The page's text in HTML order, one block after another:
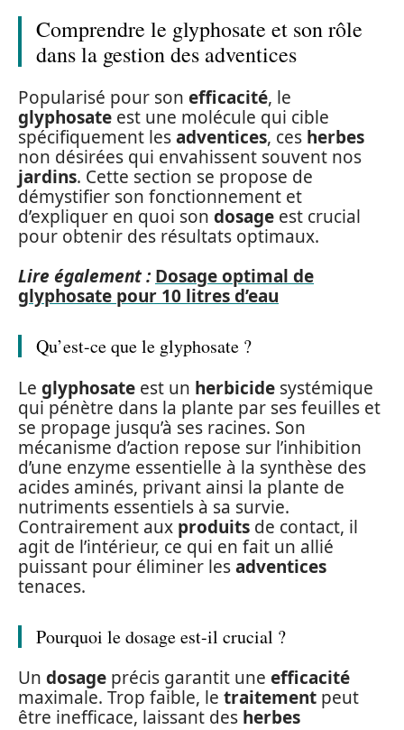
Comprendre le glyphosate et son rôle
dans la gestion des adventices
Popularisé pour son efficacité, le
glyphosate est une molécule qui cible
spécifiquement lesadventices, ces herbes
non désirées qui envahissent souvent nos
jardins. Cette section se propose de
démystifier son fonctionnement et
d’expliquer en quoi son dosage est crucial
pour obtenir des résultats optimaux.
Lire également : Dosage optimal de
glyphosate pour 10 litres d’eau
Qu’est-ce que le glyphosate ?
Le glyphosate est un herbicide systémique
qui pénètre dans la plante par ses feuilles et
se propage jusqu’à ses racines. Son
mécanisme d’action repose sur l’inhibition
d’une enzyme essentielle à la synthèse des
acides aminés, privant ainsi la plante de
nutriments essentiels à sa survie.
Contrairement aux produits de contact, il
agit de l’intérieur, ce qui en fait un allié
puissant pour éliminer lesadventices
tenaces.
Pourquoi le dosage est-il crucial ?
Un dosage précis garantit une efficacité
maximale. Trop faible, le traitement peut
être inefficace, laissant des herbes